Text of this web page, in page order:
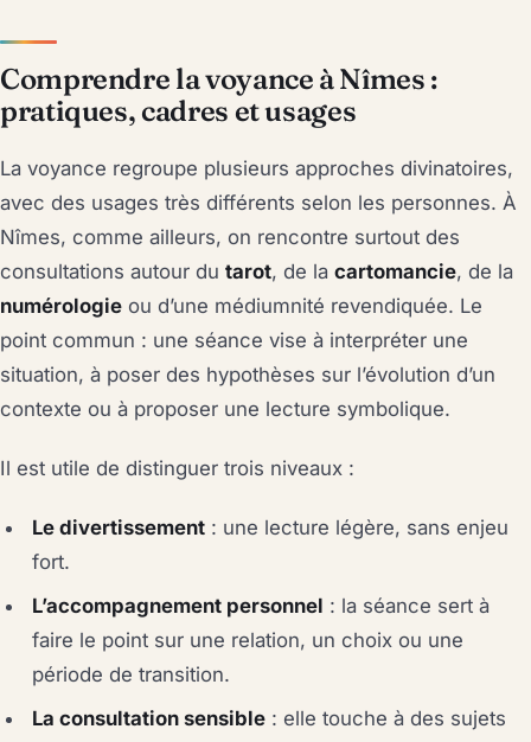
Comprendre la voyance à Nîmes :
pratiques, cadres et usages
La voyance regroupe plusieurs approches divinatoires,
avec des usages très différents selon les personnes. À
Nîmes, comme ailleurs, on rencontre surtout des
consultations autour du tarot, de la cartomancie, de la
numérologie ou d’une médiumnité revendiquée. Le
point commun : une séance vise à interpréter une
situation, à poser des hypothèses sur l’évolution d’un
contexte ou à proposer une lecture symbolique.
Il est utile de distinguer trois niveaux :
Le divertissement : une lecture légère, sans enjeu
fort.
L’accompagnement personnel : la séance sert à
faire le point sur une relation, un choix ou une
période de transition.
La consultation sensible : elle touche à des sujets